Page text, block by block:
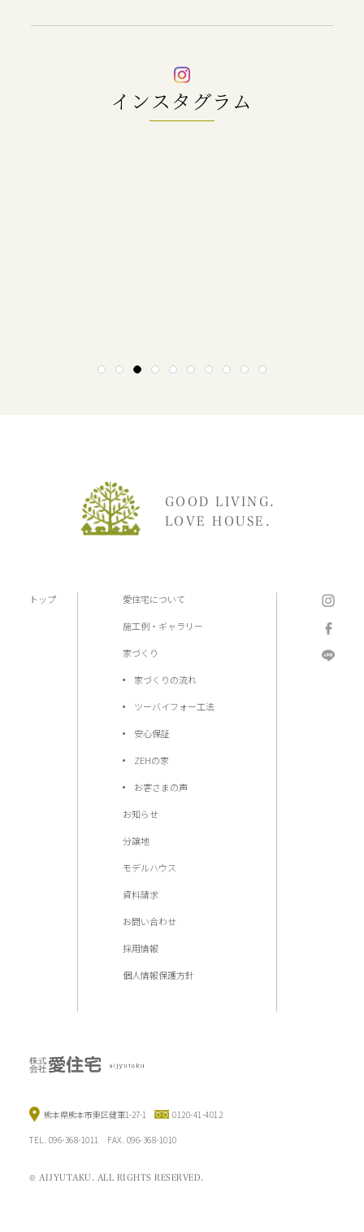
インスタグラム
1 2 3 4 5 6 7 8 9 10
GOOD LIVING.
LOVE HOUSE.
トップ 愛住宅について
施工例・ギャラリー
家づくり
家づくりの流れ
ツーバイフォー工法
安心保証
ZEHの家
お客さまの声
お知らせ
分譲地
モデルハウス
資料請求
お問い合わせ
採用情報
個人情報保護方針
熊本県熊本市東区健軍1-27-1 0120-41-4012
TEL. 096-368-1011 FAX. 096-368-1010
© AIJYUTAKU. ALL RIGHTS RESERVED.